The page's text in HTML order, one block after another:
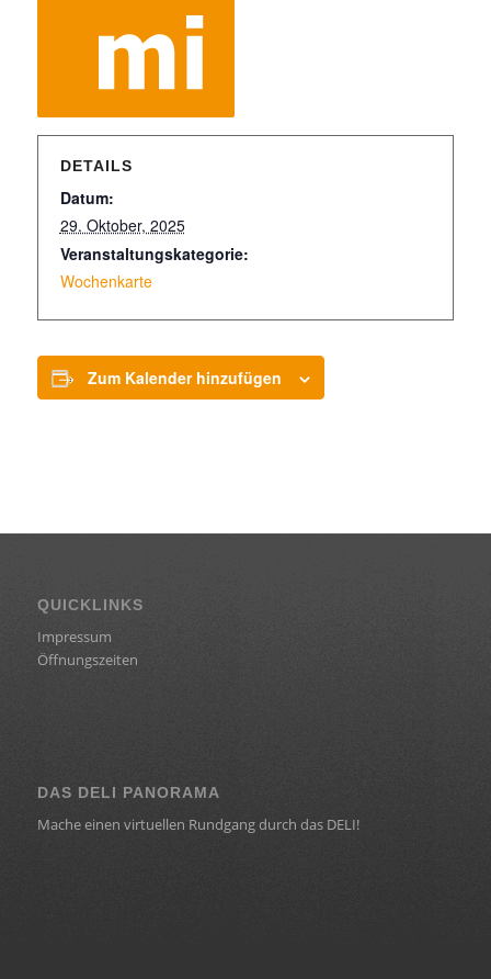
DETAILS
Datum:
29. Oktober, 2025
Veranstaltungskategorie:
Wochenkarte
Zum Kalender hinzufügen
QUICKLINKS
Impressum
Öffnungszeiten
DAS DELI PANORAMA
Mache einen virtuellen Rundgang durch das DELI!